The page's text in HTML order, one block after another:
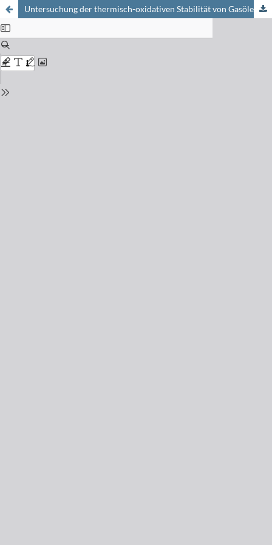
Untersuchung der thermisch-oxidativen Stabilität von Gasölen mittels Druckdifferenz-Kalorimetrie (PDSC)